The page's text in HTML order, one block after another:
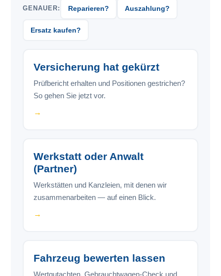
GENAUER: Reparieren? Auszahlung?
Ersatz kaufen?
Versicherung hat gekürzt
Prüfbericht erhalten und Positionen gestrichen?
So gehen Sie jetzt vor.
→
Werkstatt oder Anwalt
(Partner)
Werkstätten und Kanzleien, mit denen wir
zusammenarbeiten — auf einen Blick.
→
Fahrzeug bewerten lassen
Wertgutachten, Gebrauchtwagen-Check und